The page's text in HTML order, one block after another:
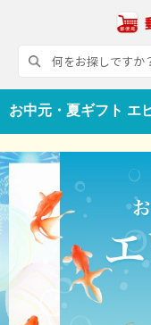
お中元・夏ギフト エ